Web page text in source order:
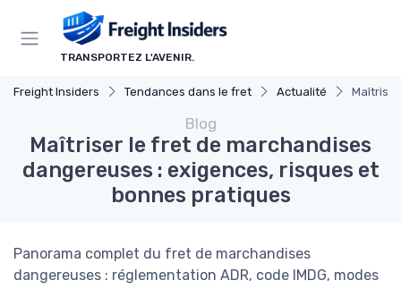
TRANSPORTEZ L'AVENIR.
Freight Insiders Tendances dans le fret Actualité
Blog
Maîtriser le fret de marchandises
dangereuses : exigences, risques et
bonnes pratiques
Panorama complet du fret de marchandises
dangereuses : réglementation ADR, code IMDG, modes
Panneau de gestion des cookies